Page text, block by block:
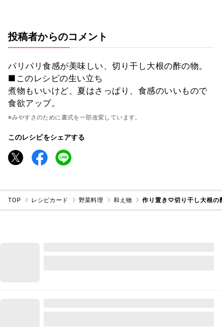
投稿者からのコメント
パリパリ食感が美味しい、切り干し大根の酢の物。
■このレシピの生い立ち
煮物もいいけど、夏はさっぱり、食感のいいもので
食欲アップ。
※みやすさのために書式を一部改変しています。
このレシピをシェアする
TOP レシピカード 野菜料理 和え物 作り置き♡切り干し大根の